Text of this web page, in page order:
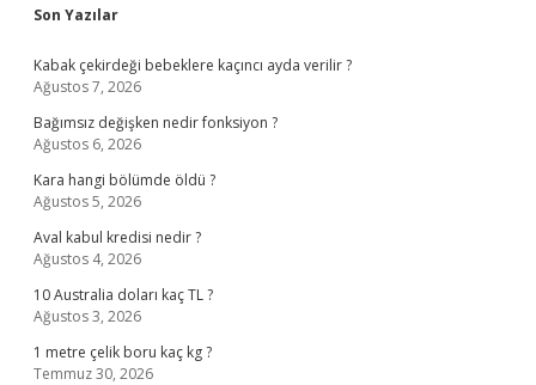
Sidebar
Son Yazılar
Kabak çekirdeği bebeklere kaçıncı ayda verilir ?
Ağustos 7, 2026
Bağımsız değişken nedir fonksiyon ?
Ağustos 6, 2026
Kara hangi bölümde öldü ?
Ağustos 5, 2026
Aval kabul kredisi nedir ?
Ağustos 4, 2026
10 Australia doları kaç TL ?
Ağustos 3, 2026
1 metre çelik boru kaç kg ?
Temmuz 30, 2026